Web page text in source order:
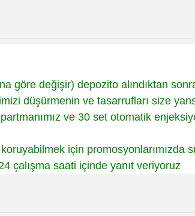
göre değişir) depozito alındıktan
düşürmenin ve tasarrufları size
ve 30 set otomatik
için promosyonlarımızda
çalışma saati içinde yanıt veriyoruz